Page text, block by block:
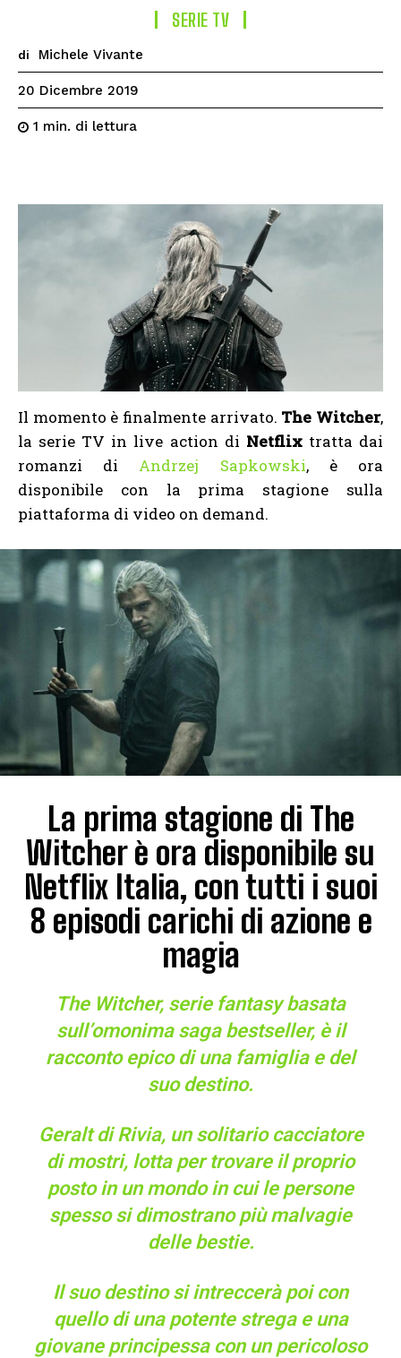
SERIE TV
di Michele Vivante
20 Dicembre 2019
1 min. di lettura
Il momento è finalmente arrivato. The Witcher,
la serie TV in live action di Netflixtratta dai
romanzi di Andrzej Sapkowski, è ora
disponibile con la prima stagione sulla
piattaforma di video on demand.
La prima stagione di The
Witcher è ora disponibile su
Netflix Italia, con tutti i suoi
8 episodi carichi di azione e
magia
The Witcher, serie fantasy basata
sull’omonima saga bestseller, è il
racconto epico di una famiglia e del
suo destino.
Geralt di Rivia, un solitario cacciatore
di mostri, lotta per trovare il proprio
posto in un mondo in cui le persone
spesso si dimostrano più malvagie
delle bestie.
Il suo destino si intreccerà poi con
quello di una potente strega e una
giovane principessa con un pericoloso